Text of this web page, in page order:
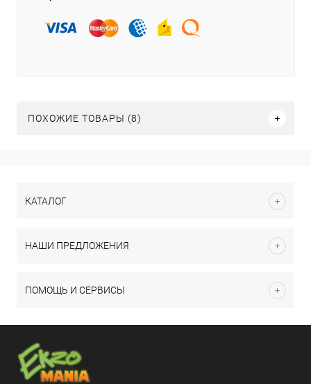
ПОХОЖИЕ ТОВАРЫ (8)
КАТАЛОГ
НАШИ ПРЕДЛОЖЕНИЯ
ПОМОЩЬ И СЕРВИСЫ